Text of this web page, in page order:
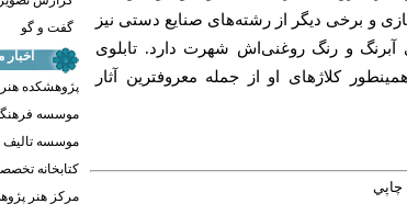
و برخی دیگر از رشته‌های صنایع دستی نیز
و رنگ روغنی‌اش شهرت دارد. تابلوی
کلاژهای او از جمله معروفترین آثار
گفت و گو
پژوهشکده هنر
موسسه
موسسه تالیف
کتابخانه
مرکز هنر